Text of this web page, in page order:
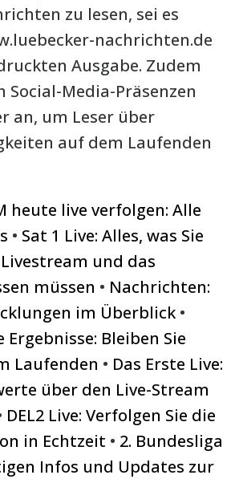
zu lesen, sei es
nachrichten.de
Ausgabe. Zudem
Social-Media-Präsenzen
an, um Leser über
auf dem Laufenden
heute live verfolgen: Alle
• Sat 1 Live: Alles, was Sie
und das
müssen • Nachrichten:
im Überblick •
Ergebnisse: Bleiben Sie
Laufenden • Das Erste Live:
über den Live-Stream
DEL2 Live: Verfolgen Sie die
in Echtzeit • 2. Bundesliga
Infos und Updates zur